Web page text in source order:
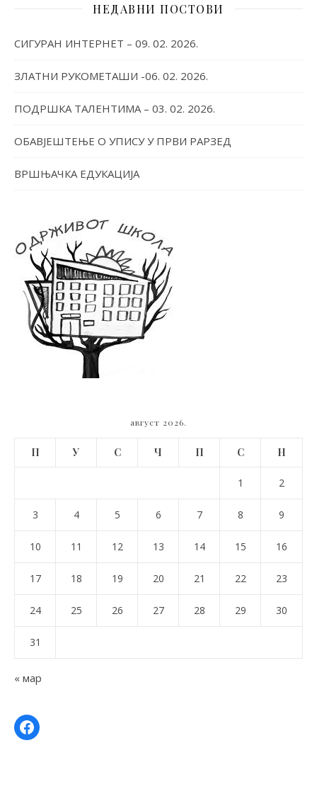
НЕДАВНИ ПОСТОВИ
СИГУРАН ИНТЕРНЕТ – 09. 02. 2026.
ЗЛАТНИ РУКОМЕТАШИ -06. 02. 2026.
ПОДРШКА ТАЛЕНТИМА – 03. 02. 2026.
ОБАВЈЕШТЕЊЕ О УПИСУ У ПРВИ РАРЗЕД
ВРШЊАЧКА ЕДУКАЦИЈА
август 2026.
П У С Ч П С Н
1 2
3 4 5 6 7 8 9
10 11 12 13 14 15 16
17 18 19 20 21 22 23
24 25 26 27 28 29 30
31
« мар